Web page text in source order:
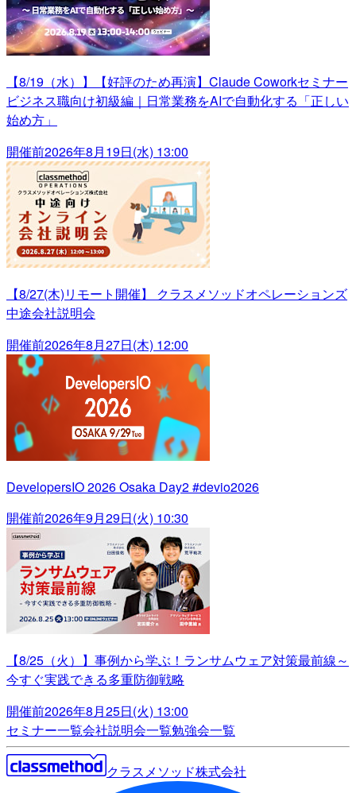
【8/19（水）】【好評のため再演】Claude Coworkセミナー
ビジネス職向け初級編｜日常業務をAIで自動化する「正しい
始め方」
開催前2026年8月19日(水) 13:00
【8/27(木)リモート開催】 クラスメソッドオペレーションズ
中途会社説明会
開催前2026年8月27日(木) 12:00
DevelopersIO 2026 Osaka Day2 #devio2026
開催前2026年9月29日(火) 10:30
【8/25（火）】事例から学ぶ！ランサムウェア対策最前線～
今すぐ実践できる多重防御戦略
開催前2026年8月25日(火) 13:00
セミナー一覧会社説明会一覧勉強会一覧
クラスメソッド株式会社